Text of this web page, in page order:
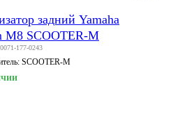
задний Yamaha
M8 SCOOTER-M
177-0243
SCOOTER-M